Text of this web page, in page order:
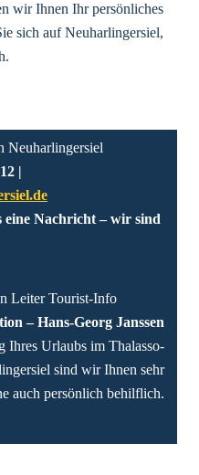
wir Ihnen Ihr persönliches
sich auf Neuharlingersiel,
Neuharlingersiel
|
eine Nachricht – wir sind
– Hans-Georg Janssen
Ihres Urlaubs im Thalasso-
sind wir Ihnen sehr
auch persönlich behilflich.